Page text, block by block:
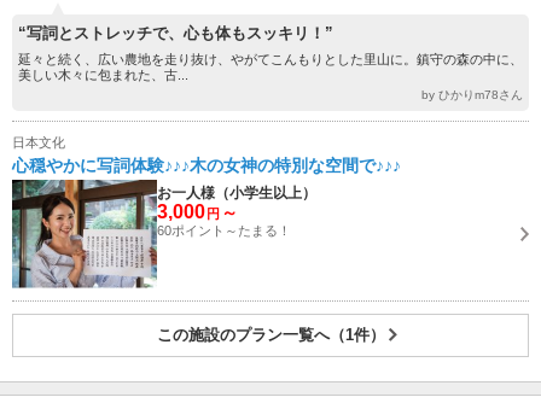
“写詞とストレッチで、心も体もスッキリ！”
延々と続く、広い農地を走り抜け、やがてこんもりとした里山に。鎮守の森の中に、
美しい木々に包まれた、古...
by ひかりm78さん
日本文化
心穏やかに写詞体験♪♪♪木の女神の特別な空間で♪♪♪
お一人様（小学生以上）
3,000 円 ～
60ポイント～たまる！
この施設のプラン一覧へ（1件）